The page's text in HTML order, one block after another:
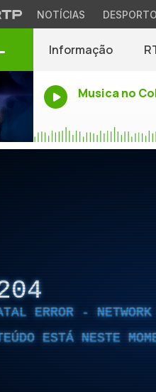
NOTÍCIAS DESPORTO
Informação
Musica no
ERROR - NETWORK
ESTÁ NESTE